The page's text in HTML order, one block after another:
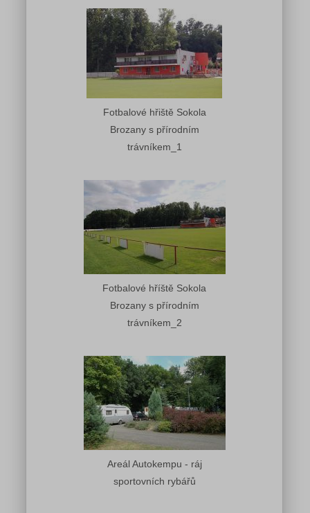
Fotbalové hřiště Sokola
Brozany s přírodním
trávníkem_1
Fotbalové hříště Sokola
Brozany s přírodním
trávníkem_2
Areál Autokempu - ráj
sportovních rybářů